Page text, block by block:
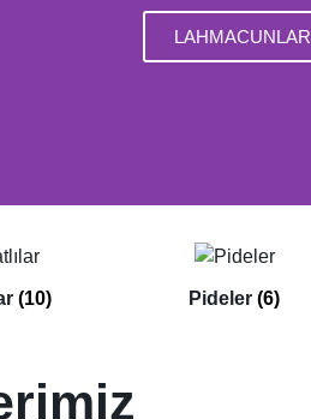
LAHMACUNLAR
(10) Pideler(6)